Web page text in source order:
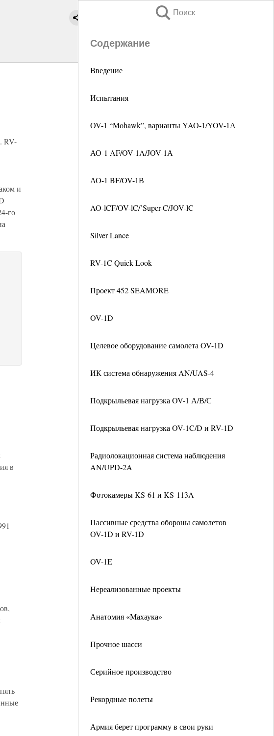
Поиск
Содержание
Введение
Испытания
OV-1 “Mohawk”, варианты YAO-1/YOV-1А
АО-1 AF/OV-1A/JOV-1А
АО-1 BF/OV-1В
AO-lCF/OV-lC/’Super-C/JOV-lC
Silver Lance
RV-1C Quick Look
Проект 452 SEAMORE
OV-1D
Целевое оборудование самолета OV-1D
ИК система обнаружения AN/UAS-4
Подкрыльевая нагрузка OV-1 А/В/С
Подкрыльевая нагрузка OV-1C/D и RV-1D
Радиолокационная система наблюдения
AN/UPD-2A
Фотокамеры KS-61 и KS-113A
Пассивные средства обороны самолетов
OV-1D и RV-1D
OV-1E
Нереализованные проекты
Анатомия «Махаука»
Прочное шасси
Серийное производство
Рекордные полеты
Армия берет программу в свои руки
RV-
и
го
в